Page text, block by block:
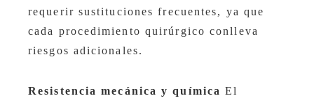
requerir sustituciones frecuentes, ya que
cada procedimiento quirúrgico conlleva
riesgos adicionales.
Resistencia mecánica y química El